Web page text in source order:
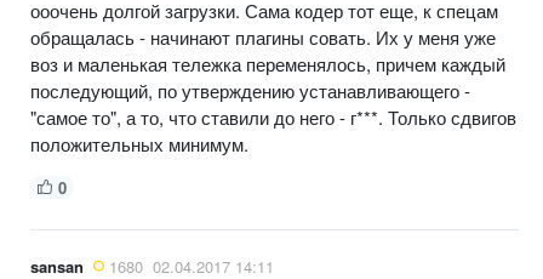
ооочень долгой загрузки. Сама кодер тот еще, к спецам
обращалась - начинают плагины совать. Их у меня уже
воз и маленькая тележка переменялось, причем каждый
последующий, по утверждению устанавливающего -
"самое то", а то, что ставили до него - г***. Только сдвигов
положительных минимум.
0
sansan 1680 02.04.2017 14:11